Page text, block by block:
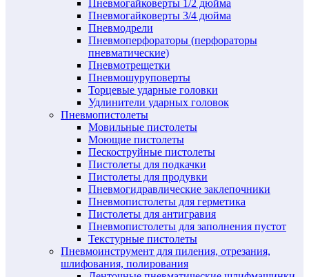
Пневмогайковерты 1/2 дюйма
Пневмогайковерты 3/4 дюйма
Пневмодрели
Пневмоперфораторы (перфораторы
пневматические)
Пневмотрещетки
Пневмошуруповерты
Торцевые ударные головки
Удлинители ударных головок
Пневмопистолеты
Мовильные пистолеты
Моющие пистолеты
Пескоструйные пистолеты
Пистолеты для подкачки
Пистолеты для продувки
Пневмогидравлические заклепочники
Пневмопистолеты для герметика
Пистолеты для антигравия
Пневмопистолеты для заполнения пустот
Текстурные пистолеты
Пневмоинструмент для пиления, отрезания,
шлифования, полирования